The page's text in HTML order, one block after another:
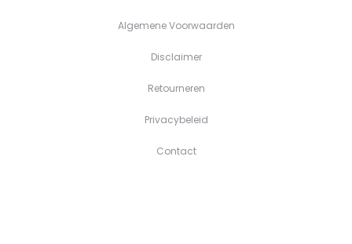
Algemene Voorwaarden
Disclaimer
Retourneren
Privacybeleid
Contact